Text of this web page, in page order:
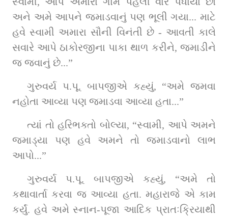
અને અમે આપને જમાડવાનું પણ ભૂલી ગયા... માટે
હવે સ્વામી અમારા સૌની વિનંતી છે - આવતી કાલે
સવારે આપે ઠાકોરજીના પાકા થાળ કરીને, જમાડીને
જ જવાનું છે...”
ગુરુવર્ય પ.પૂ. બાપજીએ કહ્યું, “અમે જમવા
નહોતા આવ્યા પણ જમાડવા આવ્યા હતા...”
ત્યાં તો હરિભક્તો બોલ્યા, “સ્વામી, આપે અમને
જમાડ્યા પણ હવે અમને તો જમાડવાનો લાભ
આપો...”
ગુરુવર્ય પ.પૂ. બાપજીએ કહ્યું, “અમે તો
કથાવાર્તા કરવા જ આવ્યા હતા. મહારાજે એ કામ
કર્યું. હવે અમે સ્નાન-પૂજા આદિક પ્રાતઃક્રિયાથી